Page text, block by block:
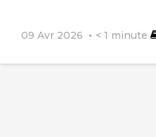
09 Avr 2026 < 1 minute